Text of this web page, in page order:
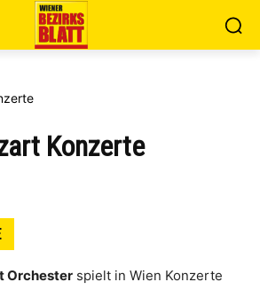
Konzerte
Orchester spielt in Wien Konzerte